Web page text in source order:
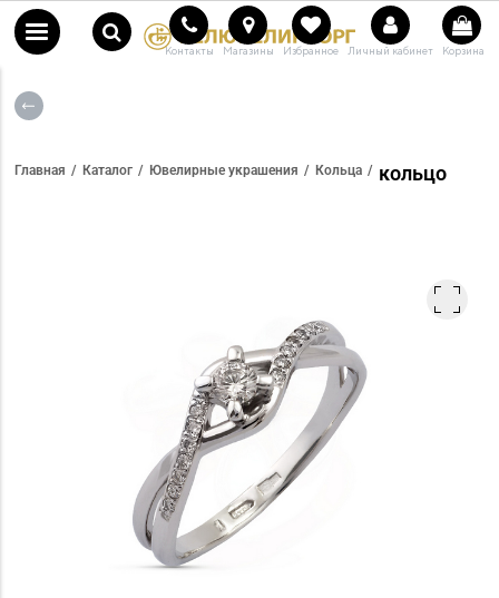
Контакты Магазины Избранное Личный кабинет Корзина
Главная Каталог Ювелирные украшения Кольца кольцо